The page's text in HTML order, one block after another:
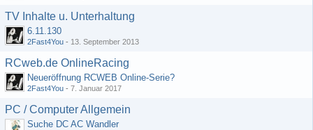
TV Inhalte u. Unterhaltung
6.11.130
2Fast4You - 13. September 2013
RCweb.de OnlineRacing
Neueröffnung RCWEB Online-Serie?
2Fast4You - 7. Januar 2017
PC / Computer Allgemein
Suche DC AC Wandler